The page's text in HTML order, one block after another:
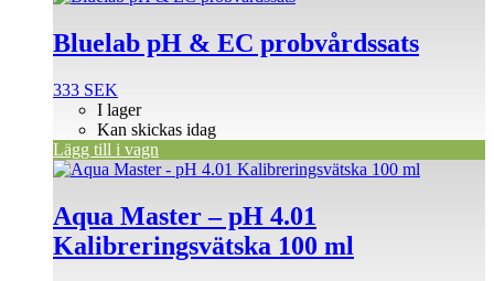
Bluelab pH & EC probvårdssats
333 SEK
I lager
Kan skickas idag
Lägg till i vagn
Aqua Master – pH 4.01
Kalibreringsvätska 100 ml